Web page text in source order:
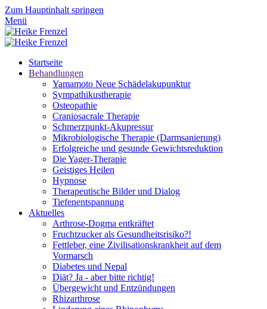
Zum Hauptinhalt springen
Menü
Startseite
Behandlungen
Yamamoto Neue Schädelakupunktur
Sympathikustherapie
Osteopathie
Craniosacrale Therapie
Schmerzpunkt-Akupressur
Mikrobiologische Therapie (Darmsanierung)
Erfolgreiche und gesunde Gewichtsreduktion
Die Yager-Therapie
Geistiges Heilen
Hypnose
Therapeutische Bilder und Dialog
Tiefenentspannung
Aktuelles
Arthrose-Dogma entkräftet
Fruchtzucker als Gesundheitsrisiko?!
Fettleber, eine Zivilisationskrankheit auf dem
Vormarsch
Diabetes und Nepal
Diät? Ja - aber bitte richtig!
Übergewicht und Entzündungen
Rhizarthrose